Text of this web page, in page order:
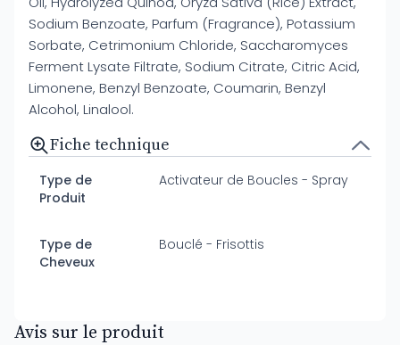
Sodium Benzoate, Parfum (Fragrance), Potassium
Sorbate, Cetrimonium Chloride, Saccharomyces
Ferment Lysate Filtrate, Sodium Citrate, Citric Acid,
Limonene, Benzyl Benzoate, Coumarin, Benzyl
Alcohol, Linalool.
Fiche technique
Type de
Produit
Activateur de Boucles - Spray
Type de
Cheveux
Bouclé - Frisottis
Avis sur le produit